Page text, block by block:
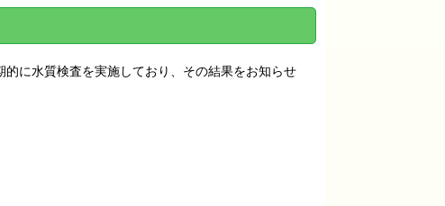
に水質検査を実施しており、その結果をお知らせ